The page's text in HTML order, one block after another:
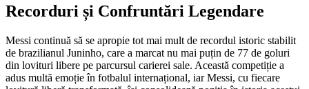
Recorduri și Confruntări Legendare
Messi continuă să se apropie tot mai mult de recordul istoric stabilit
de brazilianul Juninho, care a marcat nu mai puțin de 77 de goluri
din lovituri libere pe parcursul carierei sale. Această competiție a
adus multă emoție în fotbalul internațional, iar Messi, cu fiecare